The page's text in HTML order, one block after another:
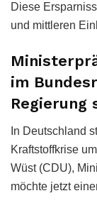
Diese
und mittleren
im
Regierung
In Deutschland
Kraftstoffkrise
Wüst (CDU),
möchte jetzt